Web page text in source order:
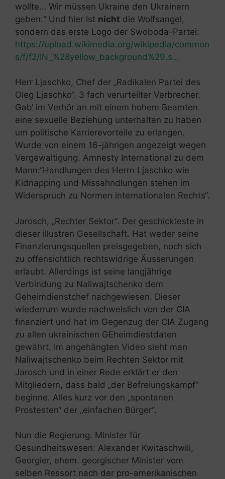
wollte… Wir müssen Ukraine den Ukrainern
geben.“ Und hier ist nicht die Wolfsangel,
sondern das erste Logo der Swoboda-Partei:
https://upload.wikimedia.org/wikipedia/common
s/f/f2/IN_%28yellow_background%29.s…
Herr Ljaschko, Chef der „Radikalen Partei des
Oleg Ljaschko“. 3 fach verurteilter Verbrecher.
Gab‘ im Verhör an mit einem hohem Beamten
eine sexuelle Beziehung unterhalten zu haben
um politische Karrierevorteile zu erlangen.
Wurde von einem 16-jährigen angezeigt wegen
Vergewaltigung. Amnesty International zu dem
Mann:“Handlungen des Herrn Ljaschko wie
Kidnapping und Missahndlungen stehen im
Widerspruch zu Normen internationalen Rechts“.
Jarosch, „Rechter Sektor“. Der geschickteste in
dieser illustren Gesellschaft. Hat weder seine
Finanzierungsquellen preisgegeben, noch sich
zu offensichtlich rechtswidrige Äusserungen
erlaubt. Allerdings ist seine langjährige
Verbindung zu Naliwajtschenko dem
Geheimdienstchef nachgewiesen. Dieser
wiederrum wurde nachweislich von der CIA
finanziert und hat im Gegenzug der CIA Zugang
zu allen ukrainischen GEheimdiestdaten
gewährt. Im angehängten Video sieht man
Naliwajtschenko beim Rechten Sektor mit
Jarosch und in einer Rede erklärt er den
Mitgliedern, dass bald „der Befreiungskampf“
beginne. Alles kurz vor den „spontanen
Prostesten“ der „einfachen Bürger“.
Nun die Regierung. Minister für
Gesundheitswesen: Alexander Kwitaschwili,
Georgier, ehem. georgischer Minister vom
selben Ressort nach der pro-amerikanischen